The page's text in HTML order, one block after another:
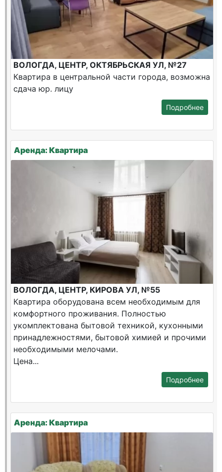
ВОЛОГДА, ЦЕНТР, ОКТЯБРЬСКАЯ УЛ, №27
Квартира в центральной части города, возможна
сдача юр. лицу
Подробнее
Аренда: Квартира
ВОЛОГДА, ЦЕНТР, КИРОВА УЛ, №55
Квартира оборудована всем необходимым для
комфортного проживания. Полностью
укомплектована бытовой техникой, кухонными
принадлежностями, бытовой химией и прочими
необходимыми мелочами.
Цена...
Подробнее
Аренда: Квартира